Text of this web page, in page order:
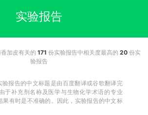
实验报告
加皮有关的 171 份实验报告中相关度最高的 20 份实
验报告
报告的中文标题是由百度翻译或谷歌翻译完
于补充剂名称及医学与生物化学术语的专业
果有时是不准确的。因此，实验报告的中文标